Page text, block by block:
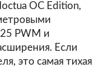
OC Edition,
PWM и
Если
это самая тихая